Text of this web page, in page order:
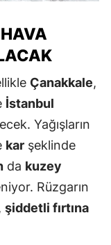
Çanakkale,
İstanbul
Yağışların
kar şeklinde
da kuzey
Rüzgarın
şiddetli fırtına